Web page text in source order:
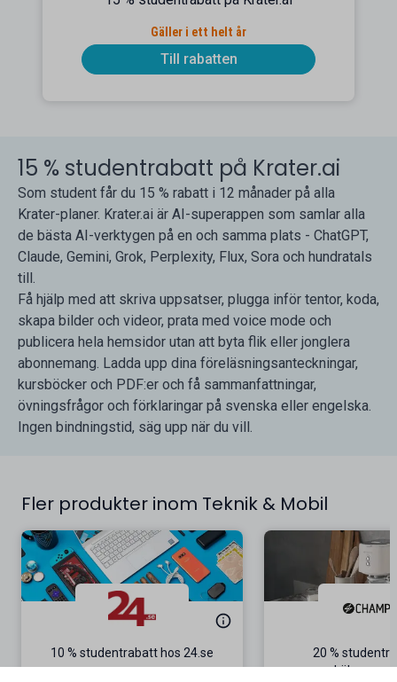
Gäller i ett helt år
Till rabatten
15 % studentrabatt på Krater.ai
Som student får du 15 % rabatt i 12 månader på alla
Krater-planer. Krater.ai är AI-superappen som samlar alla
de bästa AI-verktygen på en och samma plats - ChatGPT,
Claude, Gemini, Grok, Perplexity, Flux, Sora och hundratals
till.
Få hjälp med att skriva uppsatser, plugga inför tentor, koda,
skapa bilder och videor, prata med voice mode och
publicera hela hemsidor utan att byta flik eller jonglera
abonnemang. Ladda upp dina föreläsningsanteckningar,
kursböcker och PDF:er och få sammanfattningar,
övningsfrågor och förklaringar på svenska eller engelska.
Ingen bindningstid, säg upp när du vill.
Fler produkter inom Teknik & Mobil
10 % studentrabatt hos 24.se
20 %